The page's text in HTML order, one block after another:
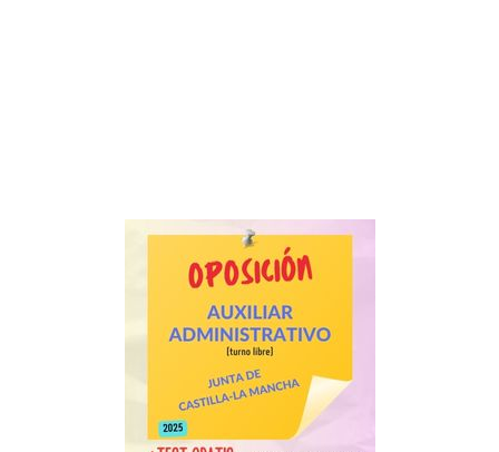
- OPOSICIÓN Gestión Procesal, turno libre – 2025
- OPOSICIÓN Auxiliar Administrativo del Estado - 2024
- OPOSICIÓN Administrativo del Estado - 2024
- Seguridad Social